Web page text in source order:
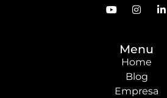
Menu
Home
Blog
Empresa